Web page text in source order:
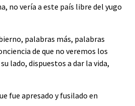
no vería a este país libre del yugo
palabras más, palabras
de que no veremos los
lado, dispuestos a dar la vida,
fue apresado y fusilado en